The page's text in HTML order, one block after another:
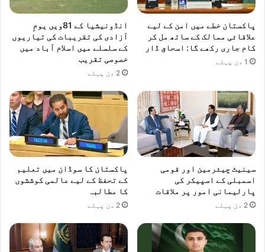
پاکستان خطے میں امن کے لیے
علاقائی ممالک کے ساتھ مل کر
کام جاری رکھے گا: اسحاق ڈار
1 دن پہلے
انڈونیشیا کے 81ویں یومِ
آزادی کی تقریبات کی تیاریوں
کے سلسلے میں اسلام آباد میں
خصوصی تقریب
2 دن پہلے
سینیٹ چیئرمین اور قومی
اسمبلی کے اسپیکر کی
پارلیمانی امور پر ملاقات
2 دن پہلے
پاکستان کا سوڈان میں تعلیم
کے تحفظ کے لیے عالمی کوششوں
کا مطالبہ
2 دن پہلے